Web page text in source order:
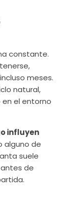
constante.
meses.
natural,
el entorno
influyen
alguno de
suele
de